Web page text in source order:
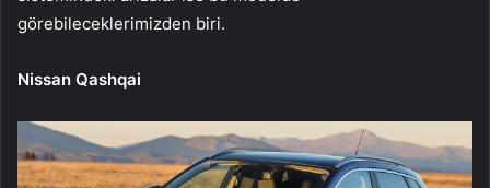
görebileceklerimizden biri.
Nissan Qashqai